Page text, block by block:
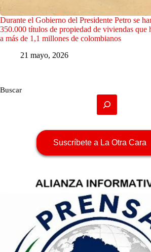
Durante el Gobierno del Presidente Petro se
350.000 títulos de propiedad de viviendas que
a más de 1,1 millones de colombianos
21 mayo, 2026
Buscar
Suscríbete a La Otra Cara